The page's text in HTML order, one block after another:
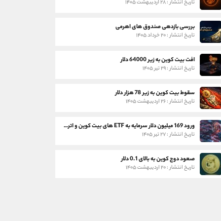
تاریخ انتشار : ۲۸ اردیبهشت ۱۴۰۵
بررسی بازدهی صندوق های اهرمی
تاریخ انتشار : ۲۰ خرداد ۱۴۰۵
افت بیت کوین به زیر 64000 دلار
تاریخ انتشار : ۲۹ تیر ۱۴۰۵
سقوط بیت کوین به زیر 78 هزار دلار
تاریخ انتشار : ۲۶ اردیبهشت ۱۴۰۵
ورود 169 میلیون دلار سرمایه به ETF های بیت کوین و اتریوم
تاریخ انتشار : ۲۷ تیر ۱۴۰۵
صعود دوج کوین به بالای 0.1 دلار
تاریخ انتشار : ۲۰ اردیبهشت ۱۴۰۵